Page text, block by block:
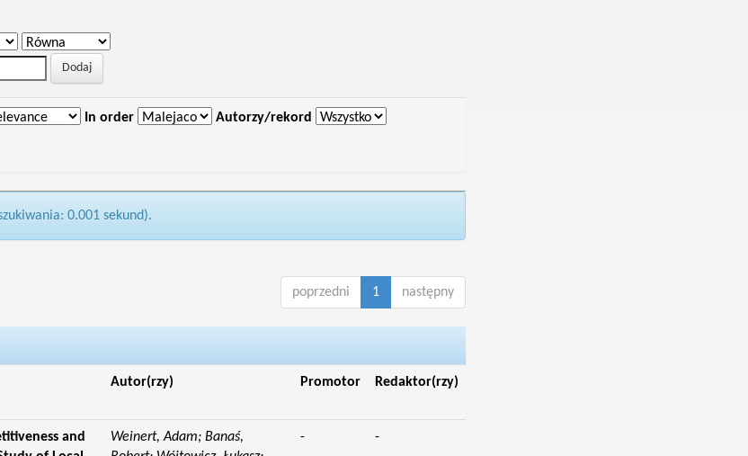
In order Autorzy/rekord
0.001 sekund).
poprzedni 1 następny
Autor(rzy) Promotor Redaktor(rzy)
and
Weinert, Adam; Banaś,
- -